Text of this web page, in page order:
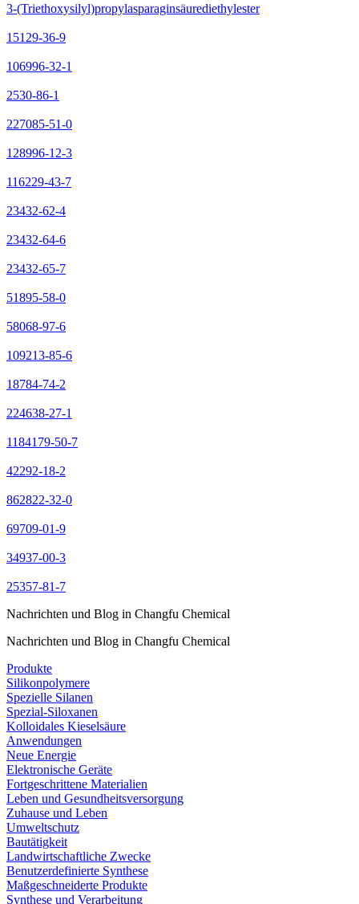
3-(Triethoxysilyl)propylasparaginsäurediethylester
15129-36-9
106996-32-1
2530-86-1
227085-51-0
128996-12-3
116229-43-7
23432-62-4
23432-64-6
23432-65-7
51895-58-0
58068-97-6
109213-85-6
18784-74-2
224638-27-1
1184179-50-7
42292-18-2
862822-32-0
69709-01-9
34937-00-3
25357-81-7
Nachrichten und Blog in Changfu Chemical
Nachrichten und Blog in Changfu Chemical
Produkte
Silikonpolymere
Spezielle Silanen
Spezial-Siloxanen
Kolloidales Kieselsäure
Anwendungen
Neue Energie
Elektronische Geräte
Fortgeschrittene Materialien
Leben und Gesundheitsversorgung
Zuhause und Leben
Umweltschutz
Bautätigkeit
Landwirtschaftliche Zwecke
Benutzerdefinierte Synthese
Maßgeschneiderte Produkte
Synthese und Verarbeitung